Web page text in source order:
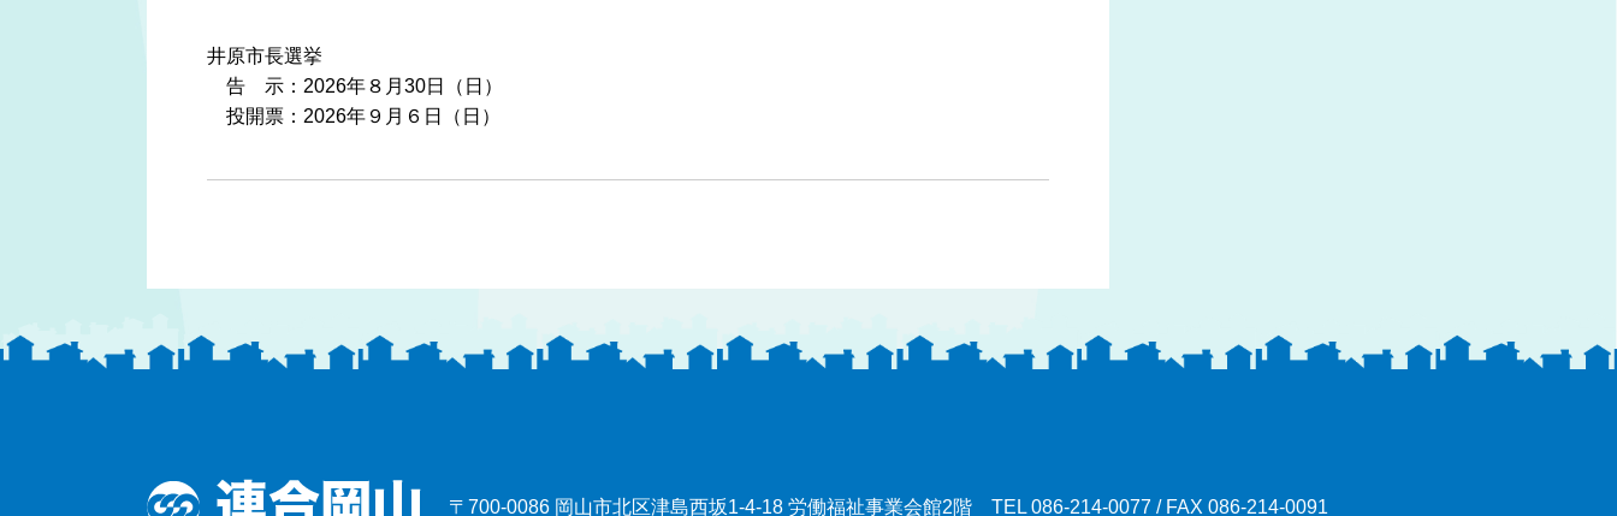
井原市長選挙
告 示：2026年８月30日（日）
投開票：2026年９月６日（日）
〒700-0086 岡山市北区津島西坂1-4-18 労働福祉事業会館2階 TEL 086-214-0077 / FAX 086-214-0091